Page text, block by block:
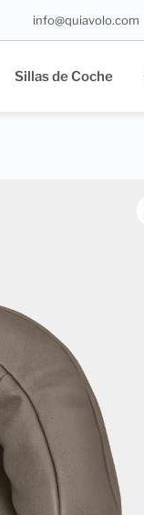
info@quiavolo.com
Sillas de Coche